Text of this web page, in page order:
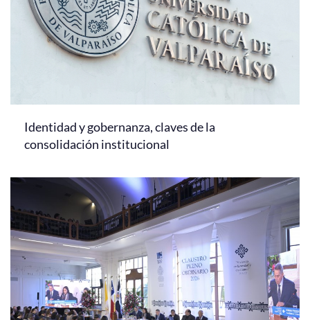
Identidad y gobernanza, claves de la
consolidación institucional